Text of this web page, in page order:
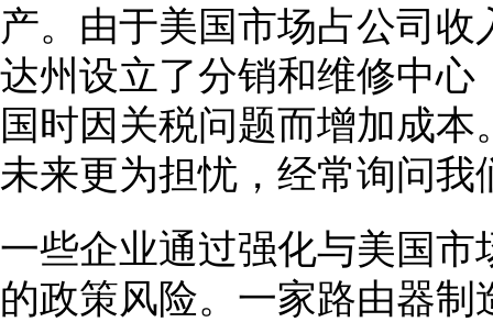
产。由于美国市场占公司
达州设立了分销和维修中
国时因关税问题而增加成本
未来更为担忧，经常询问我
一些企业通过强化与美国
的政策风险。一家路由器